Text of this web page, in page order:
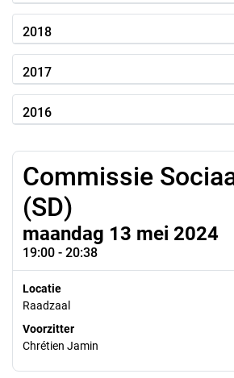
2018
2017
2016
Commissie
(SD)
maandag 13 mei 2024
19:00 - 20:38
Locatie
Raadzaal
Voorzitter
Chrétien Jamin